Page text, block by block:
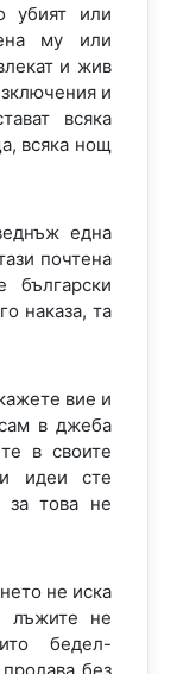
убият или
му или
и жив
и
всяка
всяка нощ
една
почтена
български
наказа, та
вие и
в джеба
в своите
идеи сте
за това не
не иска
лъжите не
бедел-